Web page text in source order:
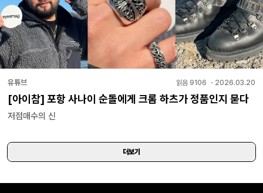
유튜브 읽음 9106 ・ 2026.03.20
[아이참] 포항 사나이 순돌에게 크롬 하츠가 정품인지 묻다
저점매수의 신
더보기